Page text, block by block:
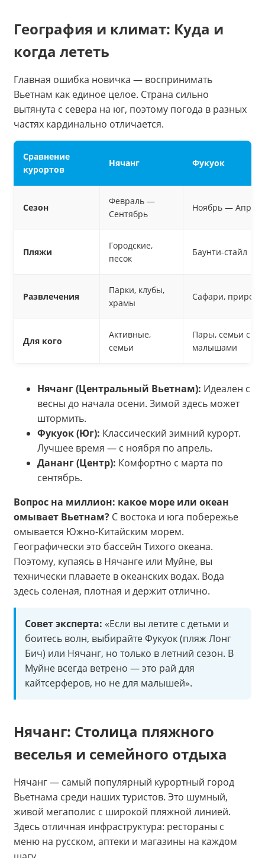
География и климат: Куда и
когда лететь
Главная ошибка новичка — воспринимать
Вьетнам как единое целое. Страна сильно
вытянута с севера на юг, поэтому погода в разных
частях кардинально отличается.
Сравнение
курортов
Нячанг Фукуок
Сезон
Февраль —
Сентябрь
Ноябрь — Апрель
Пляжи
Городские,
песок
Баунти-стайл
Развлечения
Парки, клубы,
храмы
Сафари, природа
Для кого
Активные,
семьи
Пары, семьи с
малышами
Нячанг (Центральный Вьетнам): Идеален с
весны до начала осени. Зимой здесь может
штормить.
Фукуок (Юг): Классический зимний курорт.
Лучшее время — с ноября по апрель.
Дананг (Центр): Комфортно с марта по
сентябрь.
Вопрос на миллион: какое море или океан
омывает Вьетнам? С востока и юга побережье
омывается Южно-Китайским морем.
Географически это бассейн Тихого океана.
Поэтому, купаясь в Нячанге или Муйне, вы
технически плаваете в океанских водах. Вода
здесь соленая, плотная и держит отлично.
Совет эксперта: «Если вы летите с детьми и
боитесь волн, выбирайте Фукуок (пляж Лонг
Бич) или Нячанг, но только в летний сезон. В
Муйне всегда ветрено — это рай для
кайтсерферов, но не для малышей».
Нячанг: Столица пляжного
веселья и семейного отдыха
Нячанг — самый популярный курортный город
Вьетнама среди наших туристов. Это шумный,
живой мегаполис с широкой пляжной линией.
Здесь отличная инфраструктура: рестораны с
меню на русском, аптеки и магазины на каждом